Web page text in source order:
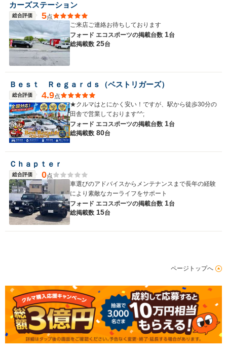
カーズステーション
総合評価 5点
ご来店ご連絡お待ちしております
フォード エコスポーツの掲載台数 1台
総掲載数 25台
Ｂｅｓｔ Ｒｅｇａｒｄｓ（ベストリガーズ）
総合評価 4.9点
★クルマはとにかく安い！ですが、駅から徒歩30分の
田舎で営業しております^^;
フォード エコスポーツの掲載台数 1台
総掲載数 80台
Ｃｈａｐｔｅｒ
総合評価 0点
車選びのアドバイスからメンテナンスまで長年の経験
により素敵なカーライフをサポート
フォード エコスポーツの掲載台数 1台
総掲載数 15台
ページトップへ